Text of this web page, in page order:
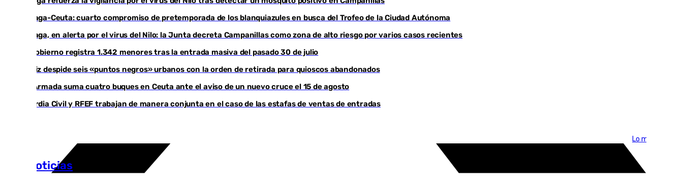
Málaga-Ceuta: cuarto compromiso de pretemporada de los blanquiazules en busca del Trofeo de la Ciudad Autónoma
Málaga, en alerta por el virus del Nilo: la Junta decreta Campanillas como zona de alto riesgo por varios casos recientes
El Gobierno registra 1.342 menores tras la entrada masiva del pasado 30 de julio
Cádiz despide seis «puntos negros» urbanos con la orden de retirada para quioscos abandonados
La Armada suma cuatro buques en Ceuta ante el aviso de un nuevo cruce el 15 de agosto
Guardia Civil y RFEF trabajan de manera conjunta en el caso de las estafas de ventas de entradas
Lo más visto >
Más noticias